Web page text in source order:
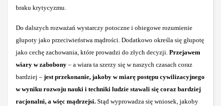
braku krytycyzmu.
Do dalszych rozważań wystarczy potoczne i obiegowe rozumienie
głupoty jako przeciwieństwa mądrości. Dodatkowo określa się głupotę
jako cechę zachowania, które prowadzi do złych decyzji. Przejawem
wiary w zabobony – a wiara ta szerzy się w naszych czasach coraz
bardziej – jest przekonanie, jakoby w miarę postępu cywilizacyjnego
w wyniku rozwoju nauki i techniki ludzie stawali się coraz bardziej
racjonalni, a więc mądrzejsi. Stąd wyprowadza się wniosek, jakoby